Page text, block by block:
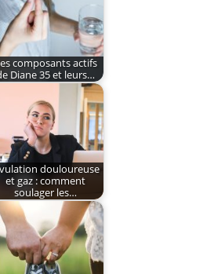
composants actifs
Diane 35 et leurs…
douloureuse
et gaz : comment
soulager les…